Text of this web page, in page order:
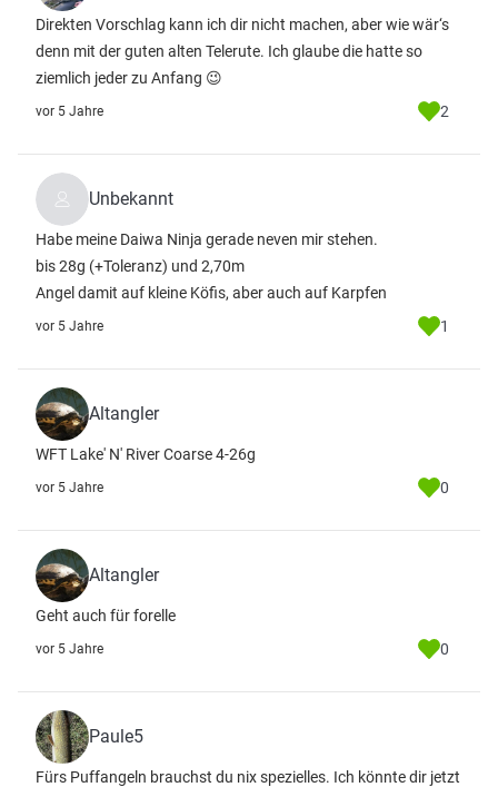
Direkten Vorschlag kann ich dir nicht machen, aber wie wär‘s
denn mit der guten alten Telerute. Ich glaube die hatte so
ziemlich jeder zu Anfang 😉
vor 5 Jahre 2
Unbekannt
Habe meine Daiwa Ninja gerade neven mir stehen.
bis 28g (+Toleranz) und 2,70m
Angel damit auf kleine Köfis, aber auch auf Karpfen
vor 5 Jahre 1
Altangler
WFT Lake' N' River Coarse 4-26g
vor 5 Jahre 0
Altangler
Geht auch für forelle
vor 5 Jahre 0
Paule5
Fürs Puffangeln brauchst du nix spezielles. Ich könnte dir jetzt